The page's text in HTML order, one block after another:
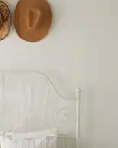
je de pijltjestoetsen